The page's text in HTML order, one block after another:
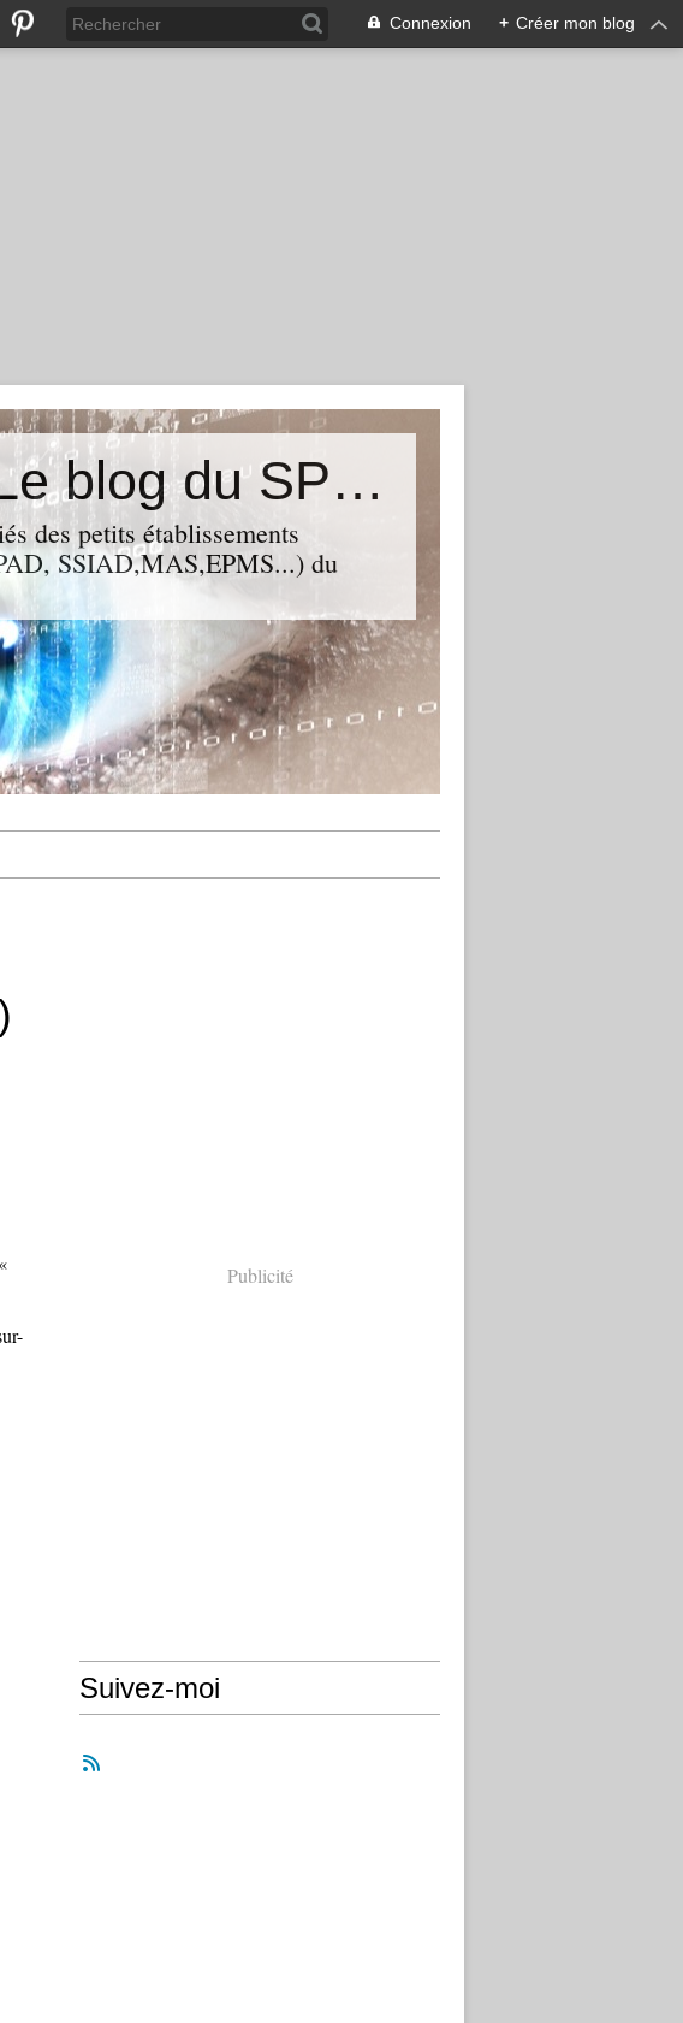
Connexion + Créer mon blog
&quot;Résistances&quot;-Le blog du SPHAB/CGT (56-Guémené-sur-Scorff) et des Syndicats CGT associés des petits établissements sanitaires, sociaux et médico-sociaux du Morbihan qui résistent à la casse
des petits établissements
SSIAD,MAS,EPMS...) du
Publicité
Suivez-moi